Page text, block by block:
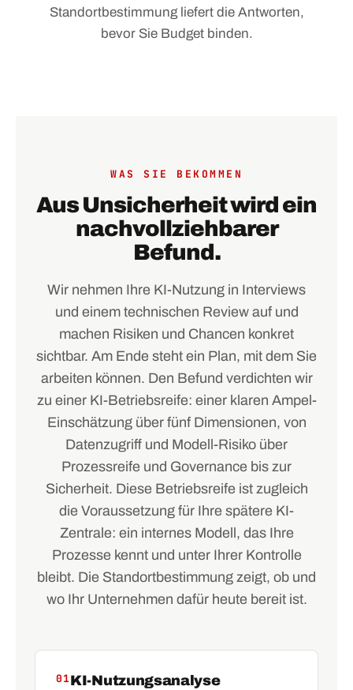
Standortbestimmung liefert die Antworten,
bevor Sie Budget binden.
WAS SIE BEKOMMEN
Aus Unsicherheit wird ein
nachvollziehbarer
Befund.
Wir nehmen Ihre KI-Nutzung in Interviews
und einem technischen Review auf und
machen Risiken und Chancen konkret
sichtbar. Am Ende steht ein Plan, mit dem Sie
arbeiten können. Den Befund verdichten wir
zu einer KI-Betriebsreife: einer klaren Ampel-
Einschätzung über fünf Dimensionen, von
Datenzugriff und Modell-Risiko über
Prozessreife und Governance bis zur
Sicherheit. Diese Betriebsreife ist zugleich
die Voraussetzung für Ihre spätere KI-
Zentrale: ein internes Modell, das Ihre
Prozesse kennt und unter Ihrer Kontrolle
bleibt. Die Standortbestimmung zeigt, ob und
wo Ihr Unternehmen dafür heute bereit ist.
01KI-Nutzungsanalyse